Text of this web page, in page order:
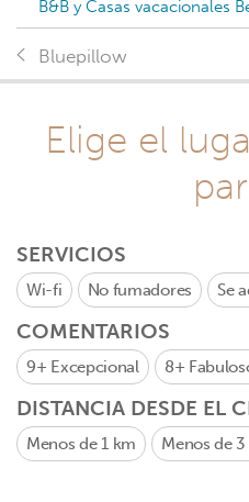
B&B y Casas vacacionales
Bluepillow
Elige el
SERVICIOS
Wi-fi No fumadores Se
COMENTARIOS
9+ Excepcional 8+
DISTANCIA DESDE EL
Menos de 1 km Menos de